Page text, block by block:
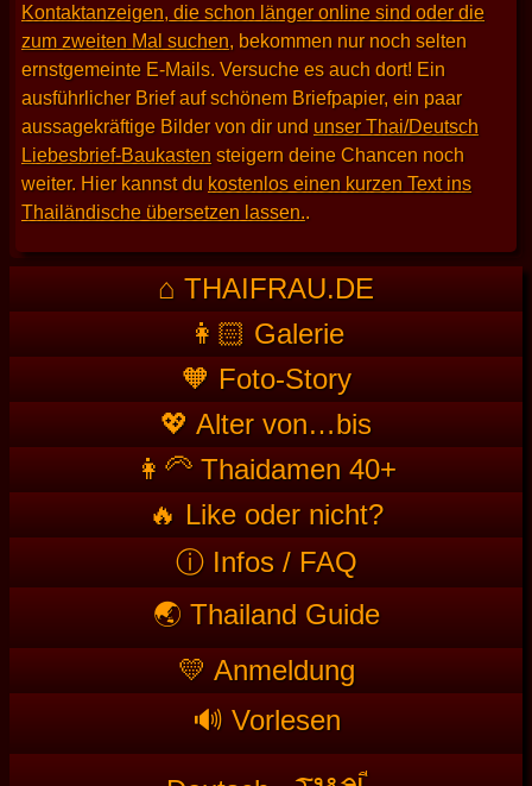
Kontaktanzeigen, die schon länger online sind oder die
zum zweiten Mal suchen, bekommen nur noch selten
ernstgemeinte E-Mails. Versuche es auch dort! Ein
ausführlicher Brief auf schönem Briefpapier, ein paar
aussagekräftige Bilder von dir und unser Thai/Deutsch
Liebesbrief-Baukasten steigern deine Chancen noch
weiter. Hier kannst du kostenlos einen kurzen Text ins
Thailändische übersetzen lassen..
⌂ THAIFRAU.DE
👩🏻 Galerie
🧡 Foto-Story
💖 Alter von…bis
👩‍🦳 Thaidamen 40+
🔥 Like oder nicht?
ⓘ Infos / FAQ
🌏 Thailand Guide
💛 Anmeldung
🔊 Vorlesen